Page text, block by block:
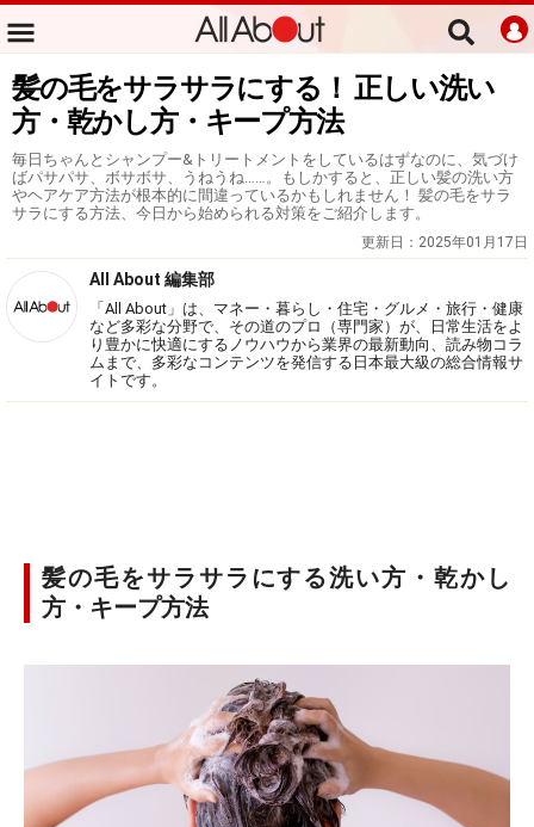
髪の毛をサラサラにする！ 正しい洗い
方・乾かし方・キープ方法
毎日ちゃんとシャンプー&トリートメントをしているはずなのに、気づけ
ばパサパサ、ボサボサ、うねうね……。もしかすると、正しい髪の洗い方
やヘアケア方法が根本的に間違っているかもしれません！ 髪の毛をサラ
サラにする方法、今日から始められる対策をご紹介します。
更新日： 2025年01月17日
All About 編集部
「All About」は、マネー・暮らし・住宅・グルメ・旅行・健康
など多彩な分野で、その道のプロ（専門家）が、日常生活をよ
り豊かに快適にするノウハウから業界の最新動向、読み物コラ
ムまで、多彩なコンテンツを発信する日本最大級の総合情報サ
イトです。
髪の毛をサラサラにする洗い方・乾かし
方・キープ方法